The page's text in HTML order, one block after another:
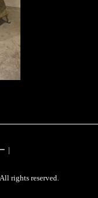
rights reserved.